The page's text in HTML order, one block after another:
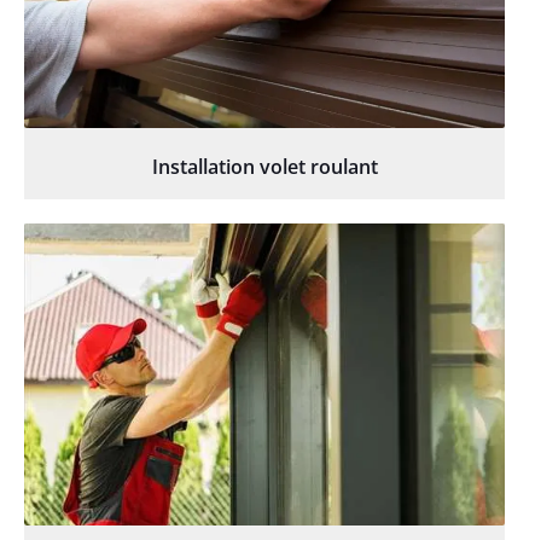
Installation volet roulant